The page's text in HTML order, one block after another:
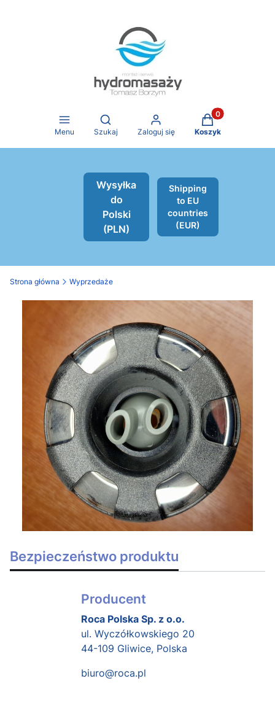
Menu
Otwórz wyszukiwarkę
Szukaj Zaloguj się
Produkty w
Koszyk
Wysyłka
do
Polski
(PLN)
Shipping
to EU
countries
(EUR)
Strona główna Wyprzedaże
Bezpieczeństwo produktu
Producent
Roca Polska Sp. z o.o.
ul. Wyczółkowskiego 20
44-109 Gliwice, Polska
biuro@roca.pl